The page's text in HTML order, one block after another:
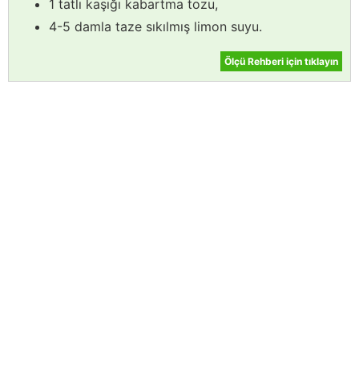
1 tatlı kaşığı kabartma tozu,
4-5 damla taze sıkılmış limon suyu.
Ölçü Rehberi için tıklayın